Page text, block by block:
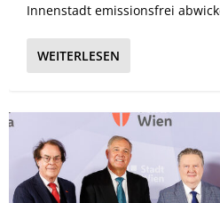
Innenstadt emissionsfrei
WEITERLESEN